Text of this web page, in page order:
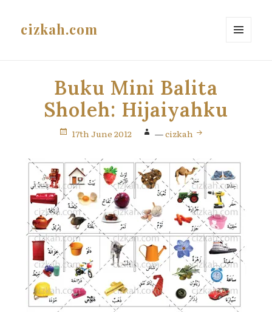
cizkah.com
Buku Mini Balita
Sholeh: Hijaiyahku
17th June 2012 —cizkah